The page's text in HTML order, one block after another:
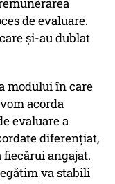
de evaluare.
și-au dublat
modului în care
acorda
evaluare a
diferențiat,
angajat.
va stabili